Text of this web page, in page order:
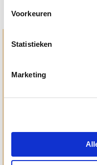
Voorkeuren
Statistieken
Marketing
Hulp en advies nodig?
allemaal voor doen. Bij
gedreven door onze
"ouderwetse" service. Wij
Ma. t/m vrij 8:30 - 17:30
050 - 409 69 96